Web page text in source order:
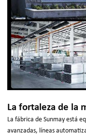
La fortaleza de la
La fábrica de Sunmay está
avanzadas, líneas